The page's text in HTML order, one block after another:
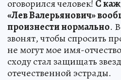
оговорился человек! С
«Лев Валерьянович»
произнести нормально.
звонят, чтобы спросить
не могут мое имя-
сходу стал защищать
отечественной эстрады.